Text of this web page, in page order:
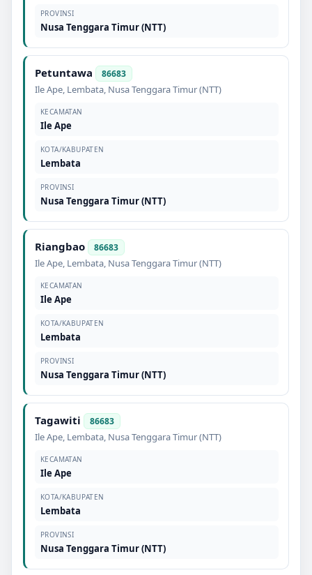
PROVINSI
Nusa Tenggara Timur (NTT)
Petuntawa 86683
Ile Ape, Lembata, Nusa Tenggara Timur (NTT)
KECAMATAN
Ile Ape
KOTA/KABUPATEN
Lembata
PROVINSI
Nusa Tenggara Timur (NTT)
Riangbao 86683
Ile Ape, Lembata, Nusa Tenggara Timur (NTT)
KECAMATAN
Ile Ape
KOTA/KABUPATEN
Lembata
PROVINSI
Nusa Tenggara Timur (NTT)
Tagawiti 86683
Ile Ape, Lembata, Nusa Tenggara Timur (NTT)
KECAMATAN
Ile Ape
KOTA/KABUPATEN
Lembata
PROVINSI
Nusa Tenggara Timur (NTT)